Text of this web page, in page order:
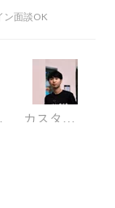
ン面談OK
カスタマーサクセス